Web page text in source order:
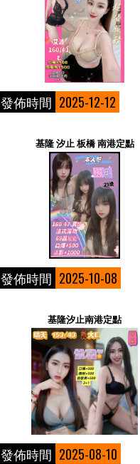
發佈時間 2025-12-12
基隆 汐止 板橋 南港定點
發佈時間 2025-10-08
基隆汐止南港定點
發佈時間 2025-08-10